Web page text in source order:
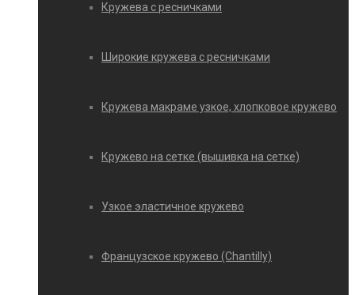
Кружева с ресничками
Широкие кружева с ресничками
Кружева макраме узкое, хлопковое кружево
Кружево на сетке (вышивка на сетке)
Узкое эластичное кружево
Французское кружево (Chantilly)